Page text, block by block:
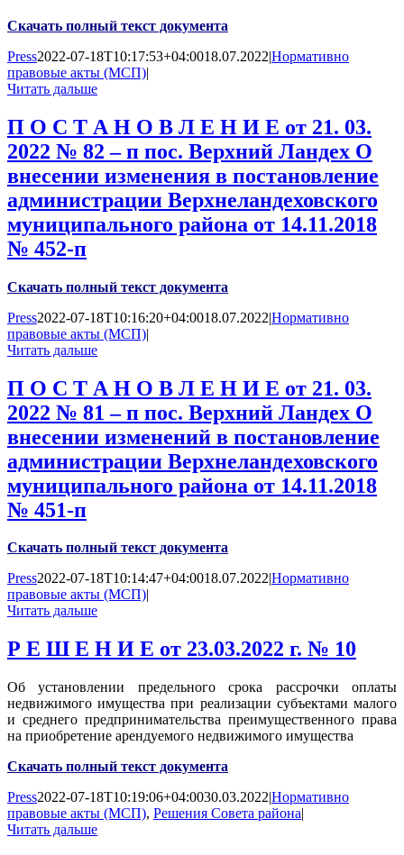
Скачать полный текст документа
Press2022-07-18T10:17:53+04:0018.07.2022|Нормативно
правовые акты (МСП)|
Читать дальше
П О С Т А Н О В Л Е Н И Е от 21. 03.
2022 № 82 – п пос. Верхний Ландех О
внесении изменения в постановление
администрации Верхнеландеховского
муниципального района от 14.11.2018
№ 452-п
Скачать полный текст документа
Press2022-07-18T10:16:20+04:0018.07.2022|Нормативно
правовые акты (МСП)|
Читать дальше
П О С Т А Н О В Л Е Н И Е от 21. 03.
2022 № 81 – п пос. Верхний Ландех О
внесении изменений в постановление
администрации Верхнеландеховского
муниципального района от 14.11.2018
№ 451-п
Скачать полный текст документа
Press2022-07-18T10:14:47+04:0018.07.2022|Нормативно
правовые акты (МСП)|
Читать дальше
Р Е Ш Е Н И Е от 23.03.2022 г. № 10
Об установлении предельного срока рассрочки оплаты
недвижимого имущества при реализации субъектами малого
и среднего предпринимательства преимущественного права
на приобретение арендуемого недвижимого имущества
Скачать полный текст документа
Press2022-07-18T10:19:06+04:0030.03.2022|Нормативно
правовые акты (МСП), Решения Совета района|
Читать дальше